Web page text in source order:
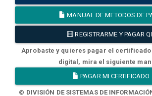
MANUAL DE METODOS DE
REGISTRARME Y PAGAR
Aprobaste y quieres pagar el
digital, mira el siguiente
PAGAR MI CERTIFICADO
© DIVISIÓN DE SISTEMAS DE